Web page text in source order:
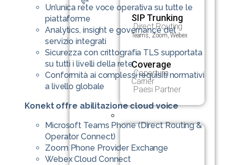
SIP Trunking
Direct Routing
Teams, Zoom, Webex
Coverage
Copertura
Carrier
Paesi Partner
Un’unica rete voce operativa su tutte le
piattaforme
Analytics, insight e governance del
servizio integrati
Sicurezza con crittografia TLS supportata
su tutti i livelli della rete
Conformità ai complessi requisiti normativi
a livello globale
Konekt offre abilitazione cloud voice
Microsoft Teams Phone (Direct Routing &
Operator Connect)
Zoom Phone Provider Exchange
Webex Cloud Connect